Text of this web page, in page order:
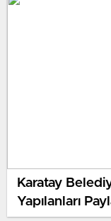
Karatay
Yapılanları